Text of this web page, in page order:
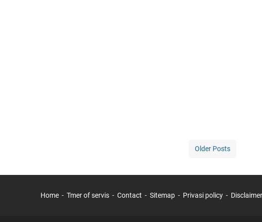
Older Posts
Home Tmer of servis Contact Sitemap Privasi policy Disclaimer